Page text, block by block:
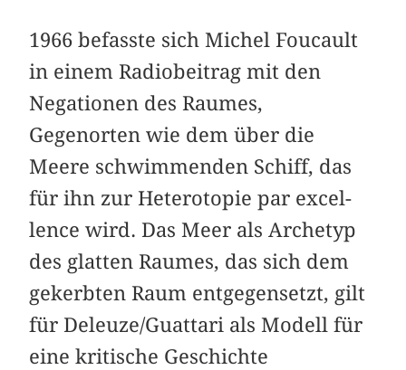
1966 befasste sich Michel Foucault
in einem Radiobeitrag mit den
Negationen des Raumes,
Gegenorten wie dem über die
Meere schwimmenden Schiff, das
für ihn zur Heterotopie par excel­
lence wird. Das Meer als Archetyp
des glatten Raumes, das sich dem
gekerbten Raum entgegensetzt, gilt
für Deleuze/Guattari als Modell für
eine kritische Geschichte